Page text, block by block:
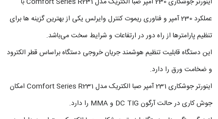
عملکرد 230 آمپر و فناوری ریموت کنترل وایرلس یکی از بهترین گزینه ها برای
تنظیم پارامترها از راه دور در ارتفاعات و شرایط سخت می‌باشد.
این دستگاه قابلیت تنظیم هوشمند جریان خروجی دستگاه براساس قطر الکترود
و ضخامت ورق را دارد.
اینورتر جوشکاری 231 آمپر صبا الکتریک مدل Comfort Series R231 امکان
جوش کاری در حالت آرگون DC TIG و MMA را دارد.